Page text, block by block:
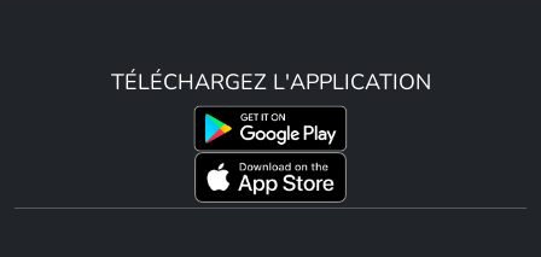
TÉLÉCHARGEZ L'APPLICATION